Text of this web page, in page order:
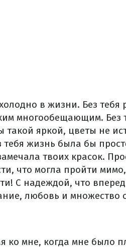
в жизни. Без тебя
многообещающим. Без
такой яркой, цветы не
жизнь была бы
твоих красок.
что могла пройти
С надеждой, что
любовь и множество
ко мне, когда мне было